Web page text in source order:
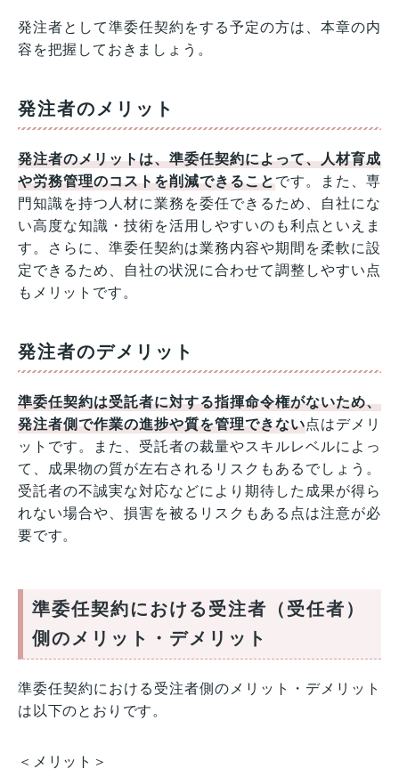
発注者として準委任契約をする予定の方は、本章の内
容を把握しておきましょう。
発注者のメリット
発注者のメリットは、準委任契約によって、人材育成
や労務管理のコストを削減できることです。また、専
門知識を持つ人材に業務を委任できるため、自社にな
い高度な知識・技術を活用しやすいのも利点といえま
す。さらに、準委任契約は業務内容や期間を柔軟に設
定できるため、自社の状況に合わせて調整しやすい点
もメリットです。
発注者のデメリット
準委任契約は受託者に対する指揮命令権がないため、
発注者側で作業の進捗や質を管理できない点はデメリ
ットです。また、受託者の裁量やスキルレベルによっ
て、成果物の質が左右されるリスクもあるでしょう。
受託者の不誠実な対応などにより期待した成果が得ら
れない場合や、損害を被るリスクもある点は注意が必
要です。
準委任契約における受注者（受任者）
側のメリット・デメリット
準委任契約における受注者側のメリット・デメリット
は以下のとおりです。
＜メリット＞